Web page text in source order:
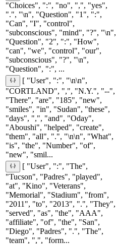
"Choices", ":", "no", ",", "yes",
".", "\n", "Question", "1", ":",
"Can", "I", "control",
"subconscious", "mind", "?", "\n",
"Question", "2", ":", "How",
"can", "we", "control", "our",
"subconscious", "?", "\n",
"Question", ":", ...
[ "User", ":", "\n\n",
"CORTLAND", ",", "N.Y.", "--",
"There", "are", "185", "new",
"smiles", "in", "Sudan", "these",
"days", ",", "and", "Oday",
"Aboushi", "helped", "create",
"them", "all", ".", "\n\n", "What",
"is", "the", "Number", "of",
"new", "smil...
[ "User", ":", "The",
"Tucson", "Padres", "played",
"at", "Kino", "Veterans",
"Memorial", "Stadium", "from",
"2011", "to", "2013", ".", "They",
"served", "as", "the", "AAA",
"affiliate", "of", "the", "San",
"Diego", "Padres", ".", "The",
"team", ",", "form...